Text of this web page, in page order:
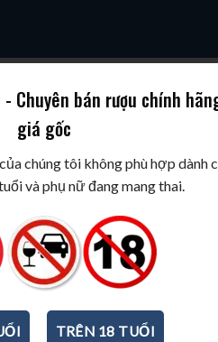
BEST
Gin Hendrick’s
41,4%
Chuyên bán rượu chính
giá gốc
chúng tôi không phù hợp dành
và phụ nữ đang mang thai.
TRÊN 18 TUỔI